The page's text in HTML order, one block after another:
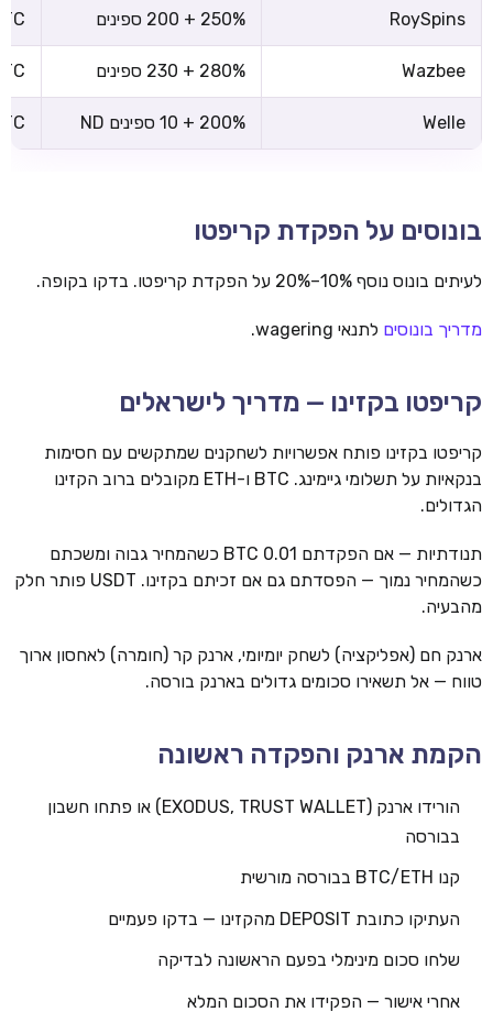
RoySpins 250% + 200 ספינים
Wazbee 280% + 230 ספינים
Welle 200% + 10 ספינים ND
בונוסים על הפקדת קריפטו
לעיתים בונוס נוסף 10%–20% על הפקדת קריפטו. בדקו בקופה.
מדריך בונוסים לתנאי wagering.
קריפטו בקזינו — מדריך לישראלים
קריפטו בקזינו פותח אפשרויות לשחקנים שמתקשים עם חסימות
בנקאיות על תשלומי גיימינג. BTC ו-ETH מקובלים ברוב הקזינו
הגדולים.
תנודתיות — אם הפקדתם 0.01 BTC כשהמחיר גבוה ומשכתם
כשהמחיר נמוך — הפסדתם גם אם זכיתם בקזינו. USDT פותר חלק
מהבעיה.
ארנק חם (אפליקציה) לשחק יומיומי, ארנק קר (חומרה) לאחסון ארוך
טווח — אל תשאירו סכומים גדולים בארנק בורסה.
הקמת ארנק והפקדה ראשונה
הורידו ארנק (EXODUS, TRUST WALLET) או פתחו חשבון
בבורסה
קנו BTC/ETH בבורסה מורשית
העתיקו כתובת DEPOSIT מהקזינו — בדקו פעמיים
שלחו סכום מינימלי בפעם הראשונה לבדיקה
אחרי אישור — הפקידו את הסכום המלא